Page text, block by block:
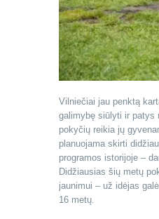
Vilniečiai jau penktą
galimybę siūlyti ir patys
pokyčių reikia jų
planuojama skirti
programos istorijoje –
Didžiausias šių metų
jaunimui – už idėjas
16 metų.